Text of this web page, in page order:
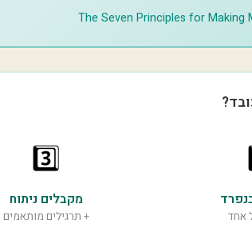
3️⃣
מקבלים ניתוח
+ תרגילים מותאמים